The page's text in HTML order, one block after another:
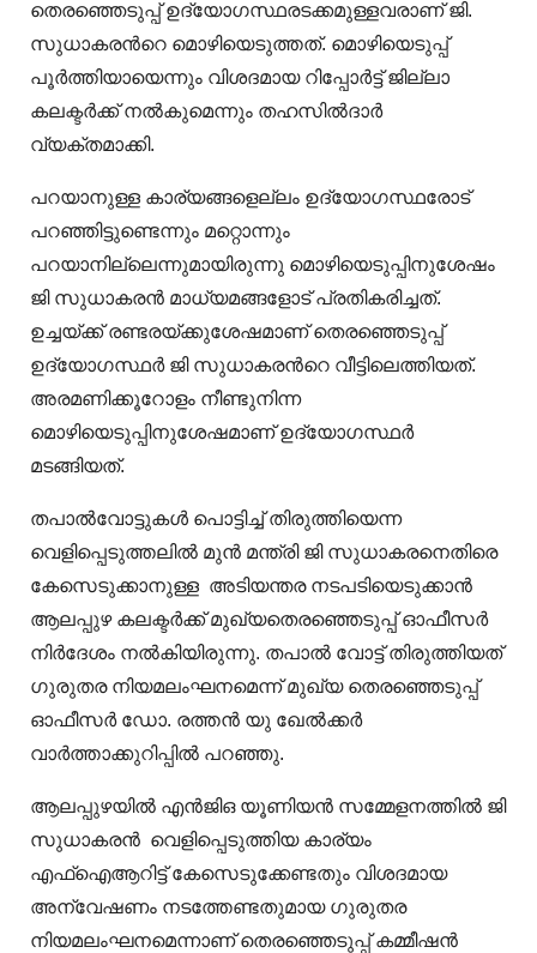
തെരഞ്ഞെടുപ്പ് ഉദ്യോഗസ്ഥരടക്കമുള്ളവരാണ് ജി.
സുധാകരന്‍റെ മൊഴിയെടുത്തത്. മൊഴിയെടുപ്പ്
പൂര്‍ത്തിയായെന്നും വിശദമായ റിപ്പോര്‍ട്ട് ജില്ലാ
കലക്ടര്‍ക്ക് നൽകുമെന്നും തഹസിൽദാര്‍
വ്യക്തമാക്കി.
പറയാനുള്ള കാര്യങ്ങളെല്ലം ഉദ്യോഗസ്ഥരോട്
പറഞ്ഞിട്ടുണ്ടെന്നും മറ്റൊന്നും
പറയാനില്ലെന്നുമായിരുന്നു മൊഴിയെടുപ്പിനുശേഷം
ജി സുധാകരൻ മാധ്യമങ്ങളോട് പ്രതികരിച്ചത്.
ഉച്ചയ്ക്ക് രണ്ടരയ്ക്കുശേഷമാണ് തെരഞ്ഞെടുപ്പ്
ഉദ്യോഗസ്ഥര്‍ ജി സുധാകരന്‍റെ വീട്ടിലെത്തിയത്.
അരമണിക്കൂറോളം നീണ്ടുനിന്ന
മൊഴിയെടുപ്പിനുശേഷമാണ് ഉദ്യോഗസ്ഥര്‍
മടങ്ങിയത്.
തപാൽവോട്ടുകള്‍ പൊട്ടിച്ച് തിരുത്തിയെന്ന
വെളിപ്പെടുത്തലിൽ മുന്‍ മന്ത്രി ജി സുധാകരനെതിരെ
കേസെടുക്കാനുള്ള അടിയന്തര നടപടിയെടുക്കാൻ
ആലപ്പുഴ കലക്ടര്‍ക്ക് മുഖ്യതെരഞ്ഞെടുപ്പ് ഓഫീസര്‍
നിര്‍ദേശം നൽകിയിരുന്നു. തപാൽ വോട്ട് തിരുത്തിയത്
ഗുരുതര നിയമലംഘനമെന്ന് മുഖ്യ തെരഞ്ഞെടുപ്പ്
ഓഫീസര്‍ ഡോ. രത്തൻ യു ഖേല്‍ക്കര്‍
വാര്‍ത്താക്കുറിപ്പിൽ പറഞ്ഞു.
ആലപ്പുഴയിൽ എൻജിഒ യൂണിയൻ സമ്മേളനത്തിൽ ജി
സുധാകരൻ വെളിപ്പെടുത്തിയ കാര്യം
എഫ്ഐആറിട്ട് കേസെടുക്കേണ്ടതും വിശദമായ
അന്വേഷണം നടത്തേണ്ടതുമായ ഗുരുതര
നിയമലംഘനമെന്നാണ് തെരഞ്ഞെടുപ്പ് കമ്മീഷൻ